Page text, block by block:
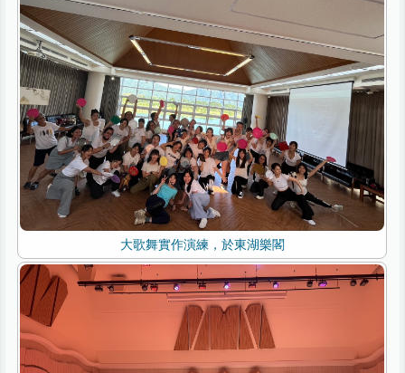
大歌舞實作演練，於東湖樂閣